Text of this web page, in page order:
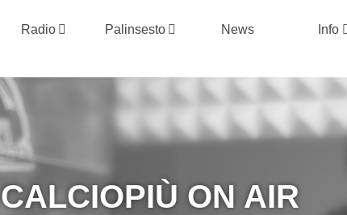
Radio Palinsesto News Info
CALCIOPIÙ ON AIR